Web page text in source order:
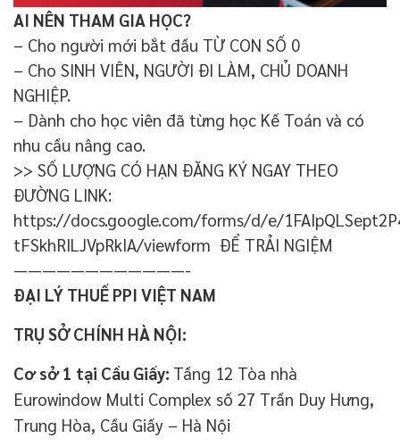
AI NÊN THAM GIA HỌC?
– Cho người mới bắt đầu TỪ CON SỐ 0
– Cho SINH VIÊN, NGƯỜI ĐI LÀM, CHỦ DOANH
NGHIỆP.
– Dành cho học viên đã từng học Kế Toán và có
nhu cầu nâng cao.
>> SỐ LƯỢNG CÓ HẠN ĐĂNG KÝ NGAY THEO
ĐƯỜNG LINK:
https://docs.google.com/forms/d/e/
tFSkhRILJVpRkIA/viewform ĐỂ TRẢI NGIỆM
————————————-
ĐẠI LÝ THUẾ PPI VIỆT NAM
TRỤ SỞ CHÍNH HÀ NỘI:
Cơ sở 1 tại Cầu Giấy: Tầng 12 Tòa nhà
Eurowindow Multi Complex số 27 Trần Duy Hưng,
Trung Hòa, Cầu Giấy – Hà Nội